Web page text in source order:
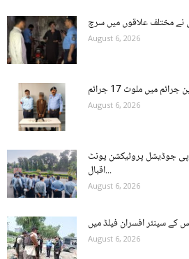
August 6, 2026
August 6, 2026
جوڈیشل پروٹیکشن یونٹ
اقبال...
August 6, 2026
August 6, 2026